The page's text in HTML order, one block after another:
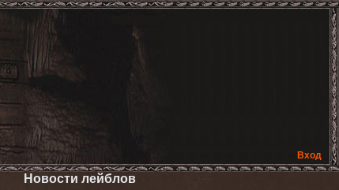
Вход
Новости лейблов